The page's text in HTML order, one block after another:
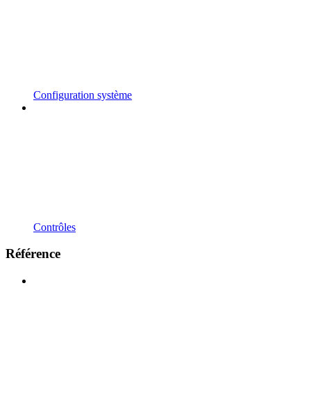
Configuration système
Contrôles
Référence